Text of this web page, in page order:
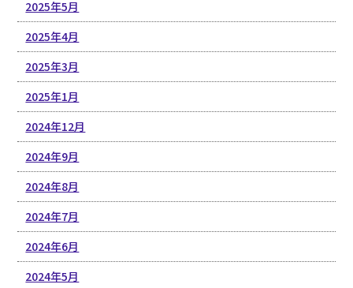
2025年5月
2025年4月
2025年3月
2025年1月
2024年12月
2024年9月
2024年8月
2024年7月
2024年6月
2024年5月